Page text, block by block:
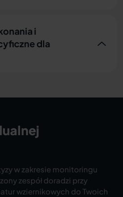
i
dla
w zakresie monitoringu
zespół doradzi przy
wziernikowych do Twoich